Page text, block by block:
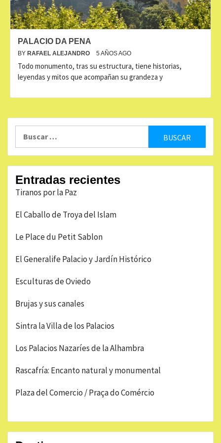
PALACIO DA PENA
BY RAFAEL ALEJANDRO 5 AÑOS AGO
Todo monumento, tras su estructura, tiene historias,
leyendas y mitos que acompañan su grandeza y
Entradas recientes
Tiranos por la Paz
El Caballo de Troya del Islam
Le Place du Petit Sablon
El Generalife Palacio y Jardín Histórico
Esculturas de Oviedo
Brujas y sus canales
Sintra la Villa de los Palacios
Los Palacios Nazaríes de la Alhambra
Rascafría: Encanto natural y monumental
Plaza del Comercio / Praça do Comércio